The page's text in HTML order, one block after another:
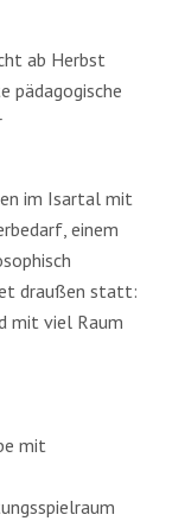
ab Herbst
pädagogische
im Isartal mit
einem
draußen statt:
mit viel Raum
mit